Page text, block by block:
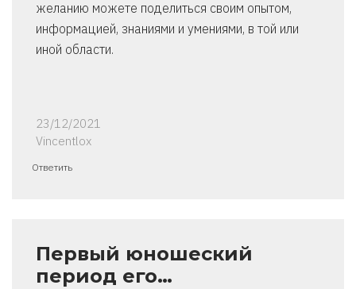
желанию можете поделиться своим опытом,
информацией, знаниями и умениями, в той или
иной области.
23/12/2021
Vincentlox
Ответить
Первый юношеский
период его…